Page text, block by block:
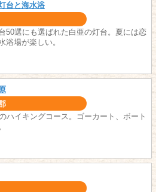
台と海水浴
50選にも選ばれた白亜の灯台。夏には恋
浴場が楽しい。
ハイキングコース。ゴーカート、ボート